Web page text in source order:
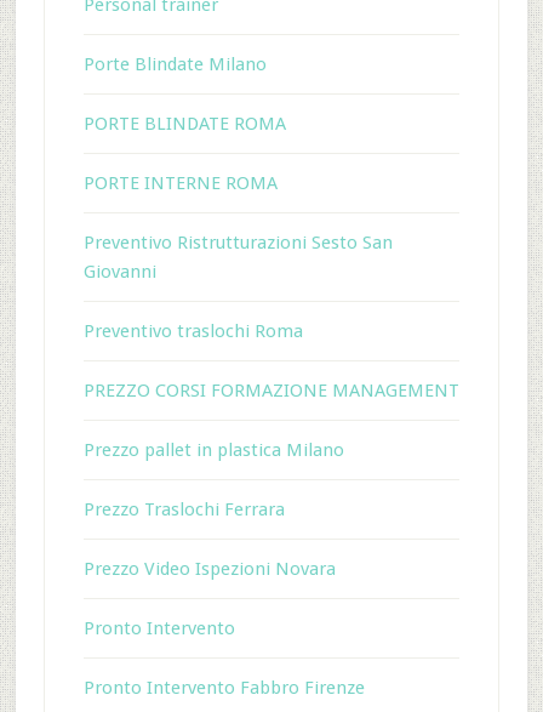
Personal trainer
Porte Blindate Milano
PORTE BLINDATE ROMA
PORTE INTERNE ROMA
Preventivo Ristrutturazioni Sesto San
Giovanni
Preventivo traslochi Roma
PREZZO CORSI FORMAZIONE MANAGEMENT
Prezzo pallet in plastica Milano
Prezzo Traslochi Ferrara
Prezzo Video Ispezioni Novara
Pronto Intervento
Pronto Intervento Fabbro Firenze